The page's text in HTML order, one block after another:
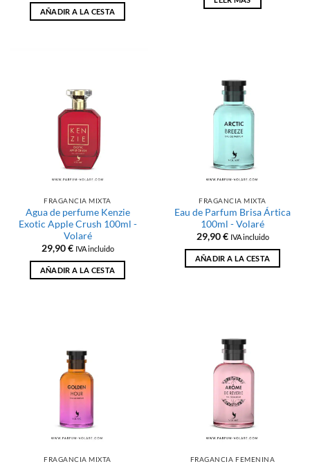
AÑADIR A LA CESTA
FRAGANCIA MIXTA
Agua de perfume Kenzie
Exotic Apple Crush 100ml -
Volaré
29,90€ IVA incluido
AÑADIR A LA CESTA
FRAGANCIA MIXTA
Eau de Parfum Brisa Ártica
100ml - Volaré
29,90€ IVA incluido
AÑADIR A LA CESTA
FRAGANCIA MIXTA FRAGANCIA FEMENINA